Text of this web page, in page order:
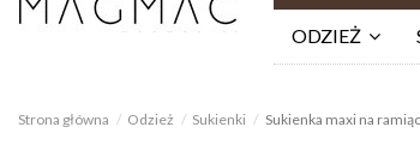
ODZIEŻ
Strona główna Odzież Sukienki Sukienka maxi na